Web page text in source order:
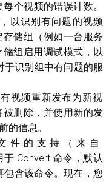
个视频的错误计数。
以识别有问题的视频
存储组（例如一台服务
组启用调试模式，以
识别组中有问题的服
视频重新发布为新视
删除，并使用新的发
的信息。
件的支持（来自
Convert 命令，默认
包含该命令。现在，您